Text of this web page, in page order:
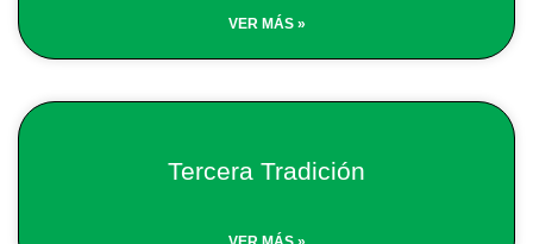
VER MÁS »
Tercera Tradición